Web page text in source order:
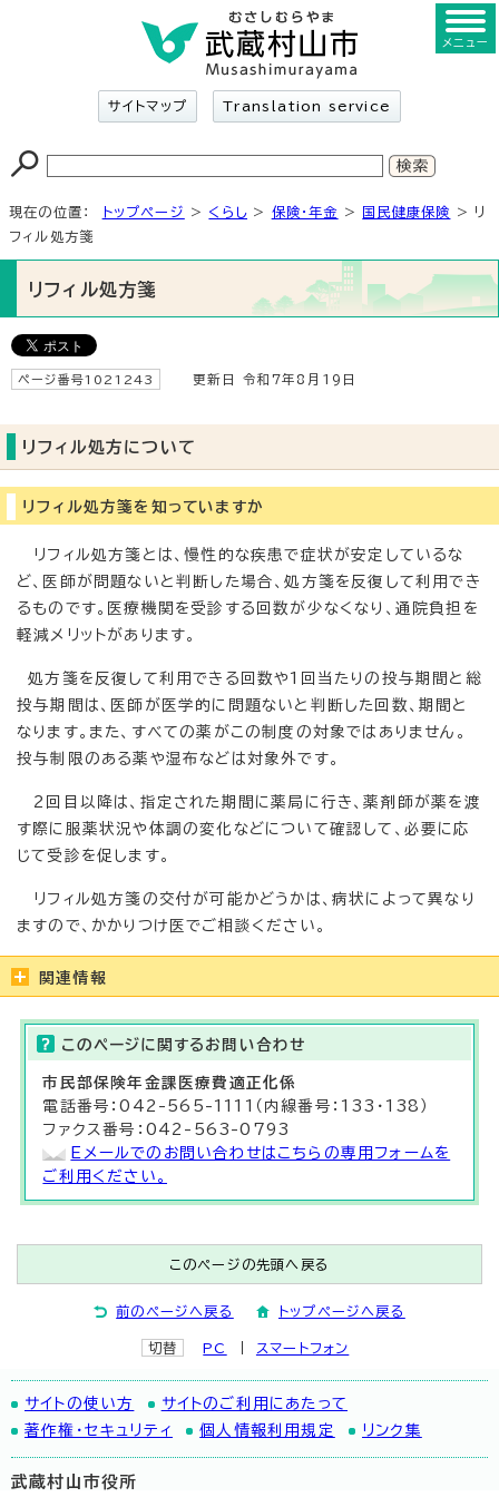
サイトマップ Translation service
メニュー
現在の位置： トップページ > くらし > 保険・年金 > 国民健康保険
> リ
フィル処方箋
リフィル処方箋
ページ番号1021243 更新日 令和7年8月19日
リフィル処方について
リフィル処方箋を知っていますか
リフィル処方箋とは、慢性的な疾患で症状が安定しているな
ど、医師が問題ないと判断した場合、処方箋を反復して利用でき
るものです。医療機関を受診する回数が少なくなり、通院負担を
軽減メリットがあります。
処方箋を反復して利用できる回数や1回当たりの投与期間と総
投与期間は、医師が医学的に問題ないと判断した回数、期間と
なります。また、すべての薬がこの制度の対象ではありません。
投与制限のある薬や湿布などは対象外です。
2回目以降は、指定された期間に薬局に行き、薬剤師が薬を渡
す際に服薬状況や体調の変化などについて確認して、必要に応
じて受診を促します。
リフィル処方箋の交付が可能かどうかは、病状によって異なり
ますので、かかりつけ医でご相談ください。
関連情報
このページに関する お問い合わせ
市民部保険年金課医療費適正化係
電話番号：042-565-1111（内線番号：133・138）
ファクス番号：042-563-0793
Eメールでのお問い合わせはこちらの専用フォームを
ご利用ください。
このページの先頭へ戻る
前のページへ戻る トップページへ戻る
切替 PC スマートフォン
サイトの使い方
サイトのご利用にあたって
著作権・セキュリティ
個人情報利用規定 リンク集
武蔵村山市役所